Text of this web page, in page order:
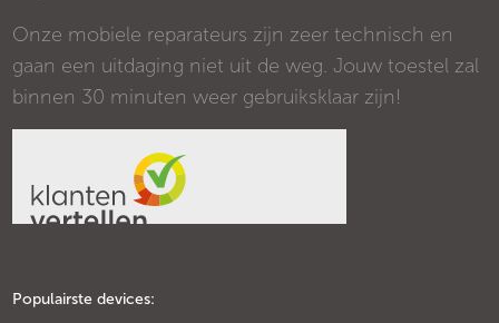
Onze mobiele reparateurs zijn zeer technisch en
gaan een uitdaging niet uit de weg. Jouw toestel zal
binnen 30 minuten weer gebruiksklaar zijn!
Populairste devices: